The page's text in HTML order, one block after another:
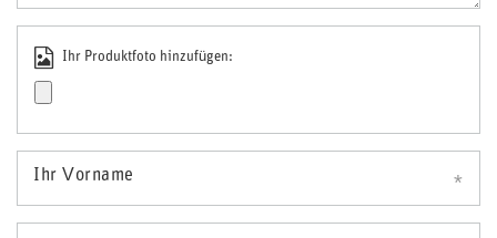
Ihr Produktfoto hinzufügen:
Ihr Vorname